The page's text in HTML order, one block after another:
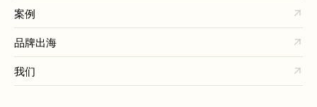
案例
品牌出海
我们